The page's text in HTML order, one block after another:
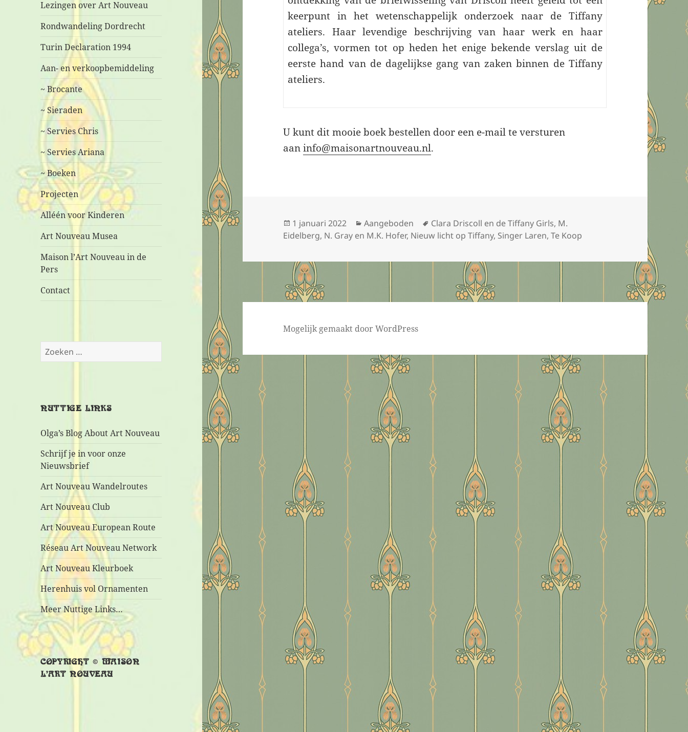
Lezingen over Art Nouveau
Rondwandeling Dordrecht
Turin Declaration 1994
Aan- en verkoopbemiddeling
~ Brocante
~ Sieraden
~ Servies Chris
~ Servies Ariana
~ Boeken
Projecten
Alléén voor Kinderen
Art Nouveau Musea
Maison l’Art Nouveau in de
Pers
Contact
Zoeken
naar:
NUTTIGE LINKS
Olga’s Blog About Art Nouveau
Schrijf je in voor onze
Nieuwsbrief
Art Nouveau Wandelroutes
Art Nouveau Club
Art Nouveau European Route
Réseau Art Nouveau Network
Art Nouveau Kleurboek
Herenhuis vol Ornamenten
Meer Nuttige Links…
COPYRIGHT © MAISON
L’ART NOUVEAU
keerpunt in het wetenschappelijk onderzoek naar de Tiffany
ateliers. Haar levendige beschrijving van haar werk en haar
collega’s, vormen tot op heden het enige bekende verslag uit de
eerste hand van de dagelijkse gang van zaken binnen de Tiffany
ateliers.
U kunt dit mooie boek bestellen door een e-mail te versturen
aaninfo@maisonartnouveau.nl.
Geplaatst
op
1 januari 2022 Categorieën
Aangeboden Tags
Clara Driscoll en de Tiffany Girls, M.
Eidelberg, N. Gray en M.K. Hofer, Nieuw licht op Tiffany, Singer Laren,Te Koop
Mogelijk gemaakt door WordPress